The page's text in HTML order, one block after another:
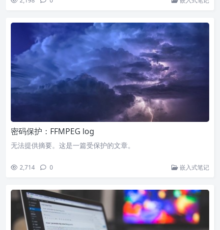
密码保护：FFMPEG log
无法提供摘要。这是一篇受保护的文章。
2,714 0 嵌入式笔记